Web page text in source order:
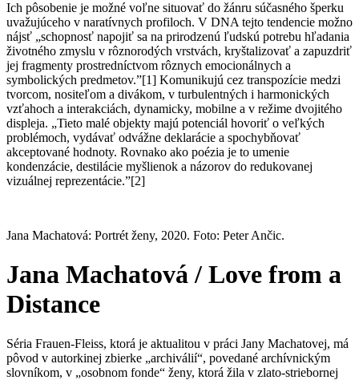
Ich pôsobenie je možné voľne situovať do žánru súčasného šperku
uvažujúceho v naratívnych profiloch. V DNA tejto tendencie možno
nájsť „schopnosť napojiť sa na prirodzenú ľudskú potrebu hľadania
životného zmyslu v rôznorodých vrstvách, kryštalizovať a zapuzdriť
jej fragmenty prostredníctvom rôznych emocionálnych a
symbolických predmetov.”[1] Komunikujú cez transpozície medzi
tvorcom, nositeľom a divákom, v turbulentných i harmonických
vzťahoch a interakciách, dynamicky, mobilne a v režime dvojitého
displeja. „Tieto malé objekty majú potenciál hovoriť o veľkých
problémoch, vydávať odvážne deklarácie a spochybňovať
akceptované hodnoty. Rovnako ako poézia je to umenie
kondenzácie, destilácie myšlienok a názorov do redukovanej
vizuálnej reprezentácie.”[2]
Jana Machatová: Portrét ženy, 2020. Foto: Peter Ančic.
Jana Machatová / Love from a
Distance
Séria Frauen-Fleiss, ktorá je aktualitou v práci Jany Machatovej, má
pôvod v autorkinej zbierke „archiválií“, povedané archívnickým
slovníkom, v „osobnom fonde“ ženy, ktorá žila v zlato-striebornej